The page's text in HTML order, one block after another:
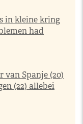
in kleine kring
had
van Spanje (20)
(22) allebei